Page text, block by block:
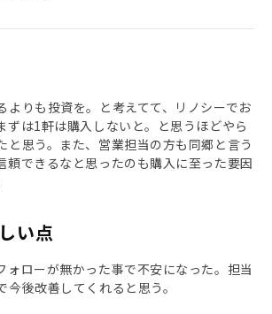
よりも投資を。と考えてて、リノシーでお
ずは1軒は購入しないと。と思うほどやら
と思う。また、営業担当の方も同郷と言う
頼できるなと思ったのも購入に至った要因
い点
ォローが無かった事で不安になった。担当
今後改善してくれると思う。